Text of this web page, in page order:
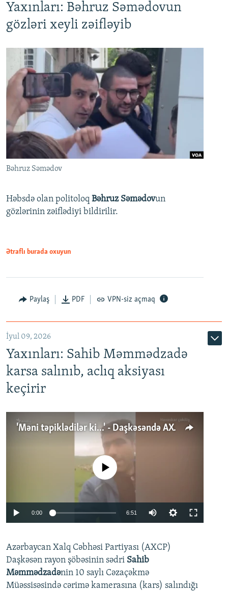
Yaxınları: Bəhruz Səmədovun
gözləri xeyli zəifləyib
Bəhruz Səmədov
Həbsdə olan politoloq Bəhruz Səmədovun
gözlərinin zəiflədiyi bildirilir.
Ətraflı burada oxuyun
Paylaş PDF VPN-siz açmaq
İyul 09, 2026
Yaxınları: Sahib Məmmədzadə
karsa salınıb, aclıq aksiyası
keçirir
'Məni təpiklədilər ki...' - Daşkəsəndə AXCP fəalının yaxınları onun həbsinə etiraz edirlər
Auto 240p 360p
720p 1080p
No media source currently available
0:00 6:51
360p
720p
Azərbaycan Xalq Cəbhəsi Partiyası (AXCP)
Daşkəsən rayon şöbəsinin sədri Sahib
Məmmədzadənin 10 saylı Cəzaçəkmə
Müəssisəsində cərimə kamerasına (kars) salındığı